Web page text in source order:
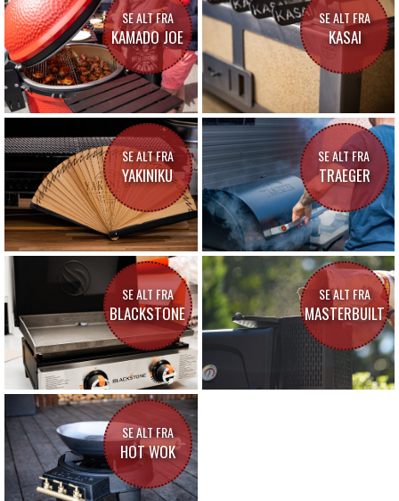
SE ALT FRA
KAMADO JOE
SE ALT FRA
KASAI
SE ALT FRA
YAKINIKU
SE ALT FRA
TRAEGER
SE ALT FRA
BLACKSTONE
SE ALT FRA
MASTERBUILT
SE ALT FRA
HOT WOK